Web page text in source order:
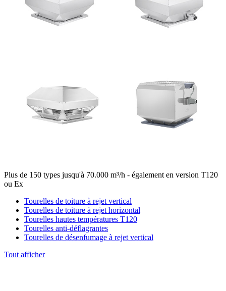
Plus de 150 types jusqu'à 70.000 m³/h - également en version T120
ou Ex
Tourelles de toiture à rejet vertical
Tourelles de toiture à rejet horizontal
Tourelles hautes températures T120
Tourelles anti-déflagrantes
Tourelles de désenfumage à rejet vertical
Tout afficher